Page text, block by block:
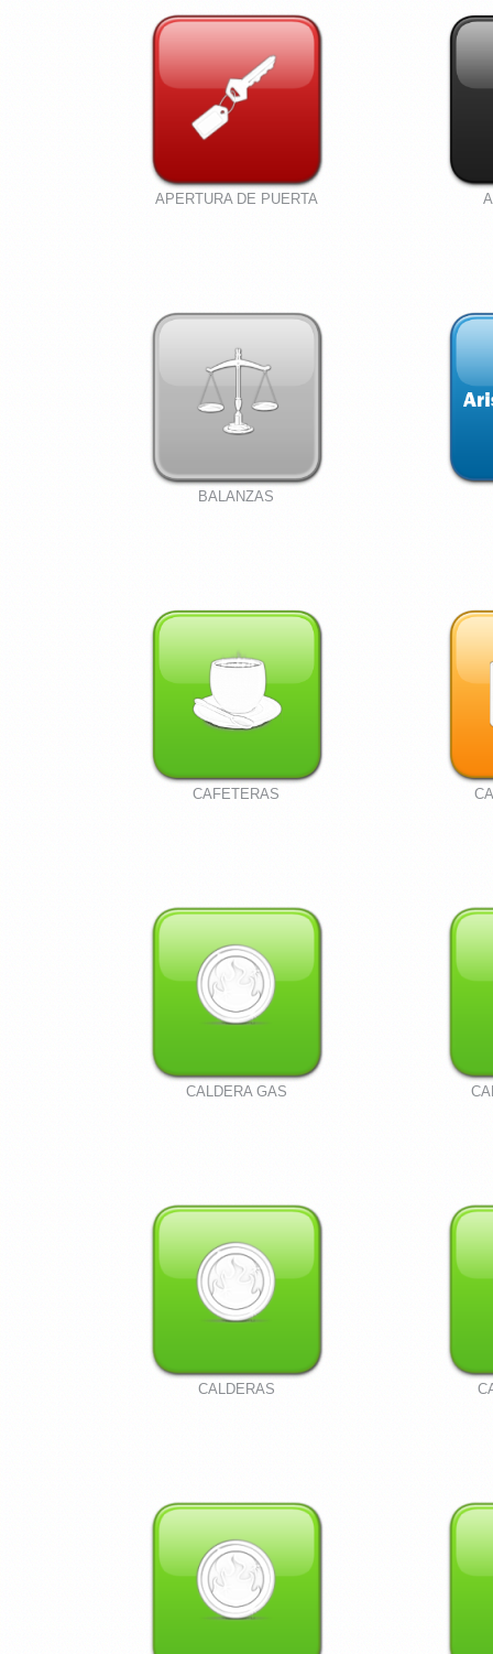
APERTURA DE PUERTA
BALANZAS
CAFETERAS
CALDERA GAS
CALDERAS